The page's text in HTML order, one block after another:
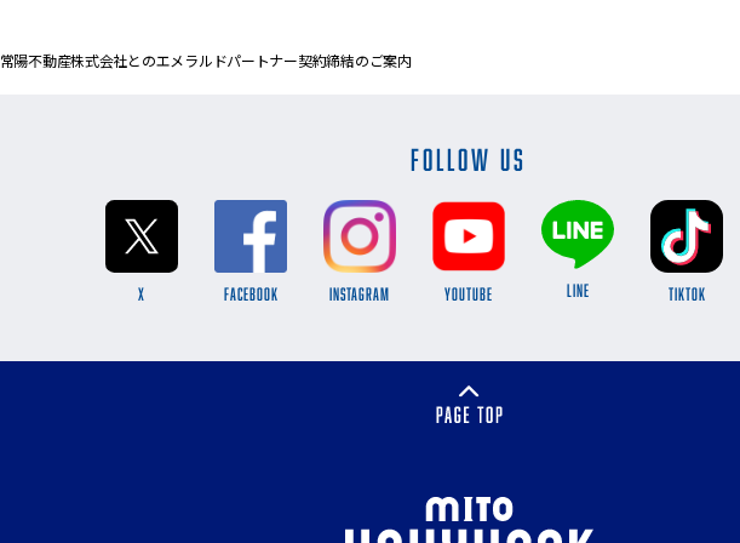
常陽不動産株式会社とのエメラルドパートナー契約締結のご案内
FOLLOW US
X FACEBOOK INSTAGRAM YOUTUBE LINE TikTok